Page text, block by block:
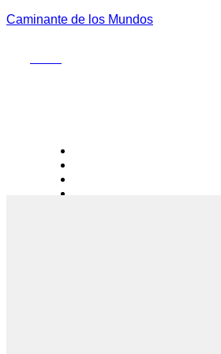
Caminante de los Mundos